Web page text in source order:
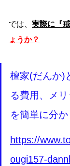
では、 実際に『
ょうか？
檀家(だんか)
る費用、メ
を簡単に分
https://
ougi157-